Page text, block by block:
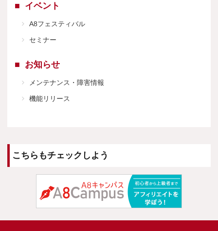
イベント
A8フェスティバル
セミナー
お知らせ
メンテナンス・障害情報
機能リリース
こちらもチェックしよう